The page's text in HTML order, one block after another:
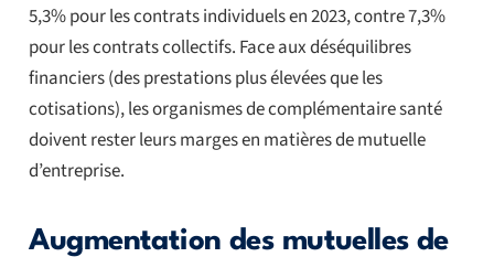
5,3% pour les contrats individuels en 2023, contre 7,3%
pour les contrats collectifs. Face aux déséquilibres
financiers (des prestations plus élevées que les
cotisations), les organismes de complémentaire santé
doivent rester leurs marges en matières de mutuelle
d’entreprise.
Augmentation des mutuelles de